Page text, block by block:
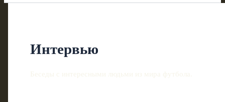
Интервью
Беседы с интересными людьми из мира футбола.